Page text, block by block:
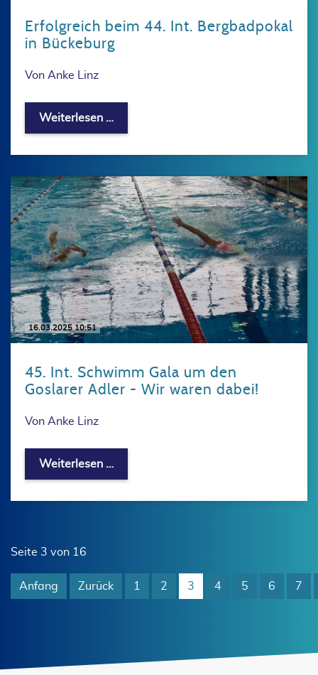
Erfolgreich beim 44. Int. Bergbadpokal
in Bückeburg
Von Anke Linz
Weiterlesen …
16.03.2025 10:51
45. Int. Schwimm Gala um den
Goslarer Adler - Wir waren dabei!
Von Anke Linz
Weiterlesen …
Seite 3 von 16
Anfang Zurück 1 2 3 4 5 6 7